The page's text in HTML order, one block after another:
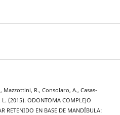
Mazzottini, R., Consolaro, A., Casas-
(2015). ODONTOMA COMPLEJO
RETENIDO EN BASE DE MANDÍBULA: